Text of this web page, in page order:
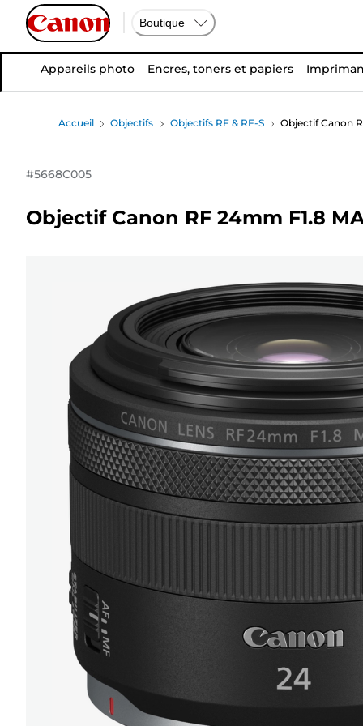
Boutique
Appareils photo Encres, toners et papiers
Accueil Objectifs Objectifs RF & RF-S Objectif Canon
#5668C005
Objectif Canon RF 24mm F1.8